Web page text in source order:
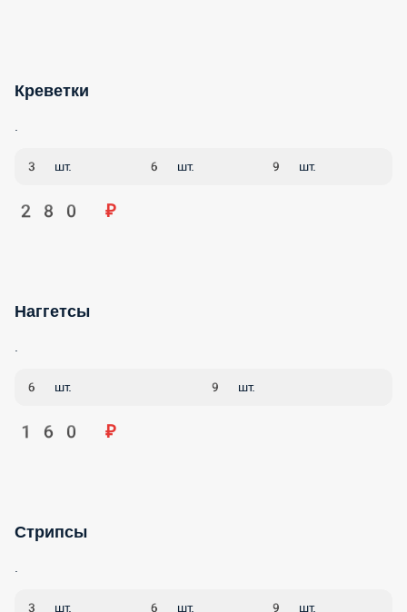
Креветки
3 шт. 6 шт. 9 шт.
280 ₽
Наггетсы
6 шт. 9 шт.
160 ₽
Стрипсы
3 шт. 6 шт. 9 шт.